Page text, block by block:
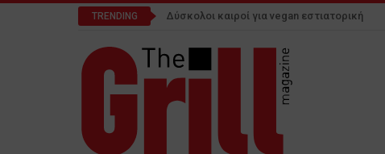
TRENDING Δύσκολοι καιροί για vegan εστιατορική